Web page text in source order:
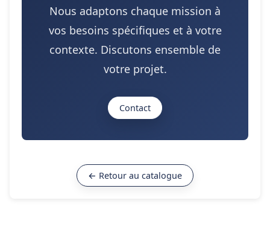
Nous adaptons chaque mission à
vos besoins spécifiques et à votre
contexte. Discutons ensemble de
votre projet.
Contact
← Retour au catalogue